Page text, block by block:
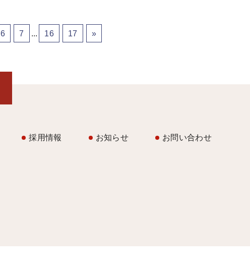
6 7 ... 16 17 »
採用情報 お知らせ お問い合わせ